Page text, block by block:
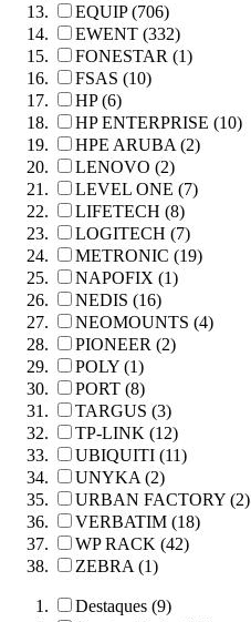
EQUIP (706)
EWENT (332)
FONESTAR (1)
FSAS (10)
HP (6)
HP ENTERPRISE (10)
HPE ARUBA (2)
LENOVO (2)
LEVEL ONE (7)
LIFETECH (8)
LOGITECH (7)
METRONIC (19)
NAPOFIX (1)
NEDIS (16)
NEOMOUNTS (4)
PIONEER (2)
POLY (1)
PORT (8)
TARGUS (3)
TP-LINK (12)
UBIQUITI (11)
UNYKA (2)
URBAN FACTORY (2)
VERBATIM (18)
WP RACK (42)
ZEBRA (1)
Destaques (9)